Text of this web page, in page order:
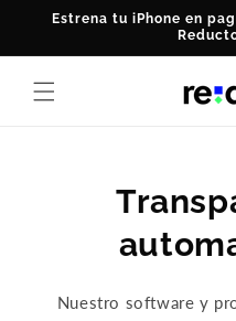
Skip to
Estrena tu iPhone en
Nuestro software y